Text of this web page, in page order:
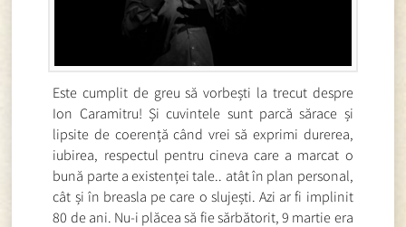
Este cumplit de greu să vorbești la trecut despre
Ion Caramitru! Și cuvintele sunt parcă sărace și
lipsite de coerență când vrei să exprimi durerea,
iubirea, respectul pentru cineva care a marcat o
bună parte a existenței tale.. atât în plan personal,
cât și în breasla pe care o slujești. Azi ar fi implinit
80 de ani. Nu-i plăcea să fie sărbătorit, 9 martie era